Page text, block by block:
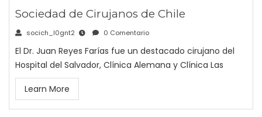
Sociedad de Cirujanos de Chile
socich_l0gnt2 0 Comentario
El Dr. Juan Reyes Farías fue un destacado cirujano del
Hospital del Salvador, Clínica Alemana y Clínica Las
Learn More